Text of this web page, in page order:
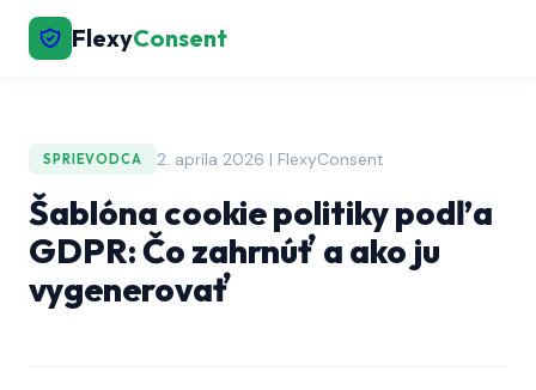
FlexyConsent
SPRIEVODCA 2. apríla 2026 | FlexyConsent
Šablóna cookie politiky podľa
GDPR: Čo zahrnúť a ako ju
vygenerovať